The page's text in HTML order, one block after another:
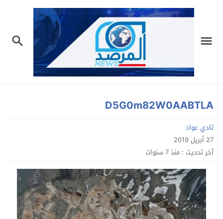
D5G0m82W0AABTLA
تادي عواد
27 أبريل 2019
آخر تحديث : منذ 7 سنوات